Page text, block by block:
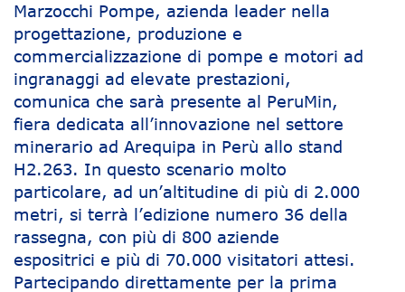
Marzocchi Pompe, azienda leader nella
progettazione, produzione e
commercializzazione di pompe e motori ad
ingranaggi ad elevate prestazioni,
comunica che sarà presente al PeruMin,
fiera dedicata all’innovazione nel settore
minerario ad Arequipa in Perù allo stand
H2.263. In questo scenario molto
particolare, ad un’altitudine di più di 2.000
metri, si terrà l’edizione numero 36 della
rassegna, con più di 800 aziende
espositrici e più di 70.000 visitatori attesi.
Partecipando direttamente per la prima